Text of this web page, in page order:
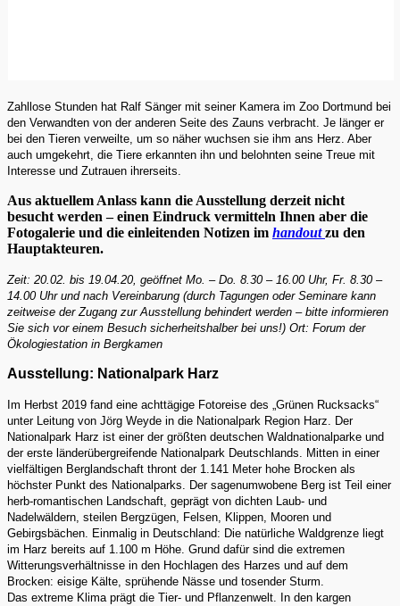
Zahllose Stunden hat Ralf Sänger mit seiner Kamera im Zoo Dortmund bei
den Verwandten von der anderen Seite des Zauns verbracht. Je länger er
bei den Tieren verweilte, um so näher wuchsen sie ihm ans Herz. Aber
auch umgekehrt, die Tiere erkannten ihn und belohnten seine Treue mit
Interesse und Zutrauen ihrerseits.
Aus aktuellem Anlass kann die Ausstellung derzeit nicht
besucht werden – einen Eindruck vermitteln Ihnen aber die
Fotogalerie und die einleitenden Notizen im handout zu den
Hauptakteuren.
Zeit: 20.02. bis 19.04.20, geöffnet Mo. – Do. 8.30 – 16.00 Uhr, Fr. 8.30 –
14.00 Uhr und nach Vereinbarung (durch Tagungen oder Seminare kann
zeitweise der Zugang zur Ausstellung behindert werden – bitte informieren
Sie sich vor einem Besuch sicherheitshalber bei uns!) Ort: Forum der
Ökologiestation in Bergkamen
Ausstellung: Nationalpark Harz
Im Herbst 2019 fand eine achttägige Fotoreise des „Grünen Rucksacks“
unter Leitung von Jörg Weyde in die Nationalpark Region Harz. Der
Nationalpark Harz ist einer der größten deutschen Waldnationalparke und
der erste länderübergreifende Nationalpark Deutschlands. Mitten in einer
vielfältigen Berglandschaft thront der 1.141 Meter hohe Brocken als
höchster Punkt des Nationalparks. Der sagenumwobene Berg ist Teil einer
herb-romantischen Landschaft, geprägt von dichten Laub- und
Nadelwäldern, steilen Bergzügen, Felsen, Klippen, Mooren und
Gebirgsbächen. Einmalig in Deutschland: Die natürliche Waldgrenze liegt
im Harz bereits auf 1.100 m Höhe. Grund dafür sind die extremen
Witterungsverhältnisse in den Hochlagen des Harzes und auf dem
Brocken: eisige Kälte, sprühende Nässe und tosender Sturm.
Das extreme Klima prägt die Tier- und Pflanzenwelt. In den kargen